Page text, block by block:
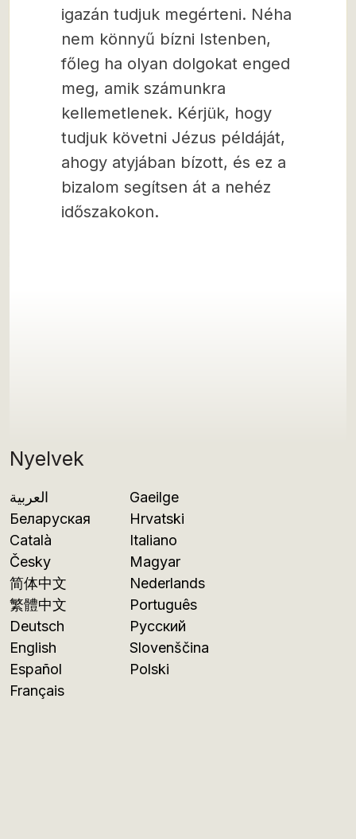
Nyelvek
العربية
Беларуская
Català
Česky
简体中文
繁體中文
Deutsch
English
Español
Français
Gaeilge
Hrvatski
Italiano
Magyar
Nederlands
Português
Русский
Slovenščina
Polski
igazán tudjuk megérteni. Néha
nem könnyű bízni Istenben,
főleg ha olyan dolgokat enged
meg, amik számunkra
kellemetlenek. Kérjük, hogy
tudjuk követni Jézus példáját,
ahogy atyjában bízott, és ez a
bizalom segítsen át a nehéz
időszakokon.